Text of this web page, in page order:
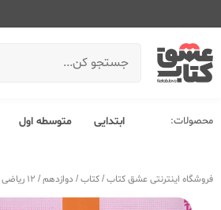
محصولات: ابتدایی متوسطه اول
فروشگاه اینترنتی عشق کتاب/کتاب/دوازدهم/ 12 ریاضی